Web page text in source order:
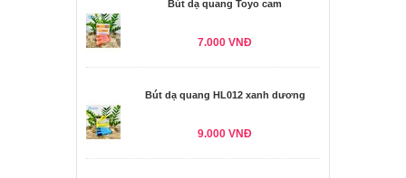
Bút dạ quang Toyo cam
7.000 VNĐ
Bút dạ quang HL012 xanh dương
9.000 VNĐ